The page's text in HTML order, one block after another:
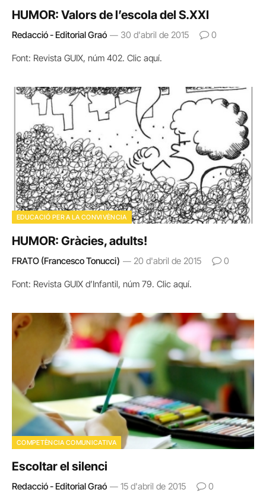
HUMOR: Valors de l’escola del S.XXI
Redacció - Editorial Graó 30 d'abril de 2015 0
Font: Revista GUIX, núm 402. Clic aquí.
EDUCACIÓ PER A LA CONVIVÈNCIA
HUMOR: Gràcies, adults!
FRATO (Francesco Tonucci) 20 d'abril de 2015 0
Font: Revista GUIX d’Infantil, núm 79. Clic aquí.
COMPETÈNCIA COMUNICATIVA
Escoltar el silenci
Redacció - Editorial Graó 15 d'abril de 2015 0